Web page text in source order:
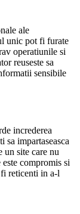
ale
unic pot fi furate
operatiunile si
reuseste sa
sensibile
increderea
impartaseasca
un site care nu
compromis si
reticenti in a-l